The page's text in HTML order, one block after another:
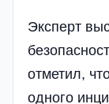
Эксперт
отметил,
одного